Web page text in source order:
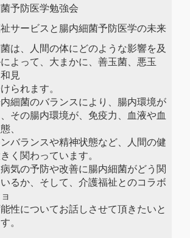
予防医学勉強会
サービスと腸内細菌予防医学の未来
は、人間の体にどのような影響を及
よって、大まかに、善玉菌、悪玉
見
られます。
細菌のバランスにより、腸内環境が
その腸内環境が、免疫力、血液や血
、
バランスや精神状態など、人間の健
く関わっています。
気の予防や改善に腸内細菌がどう関
るか、そして、介護福祉とのコラボ
性についてお話しさせて頂きたいと
。